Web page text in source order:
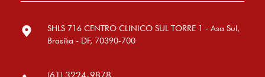
SHLS 716 CENTRO CLINICO SUL TORRE 1 - Asa Sul,
Brasília - DF, 70390-700